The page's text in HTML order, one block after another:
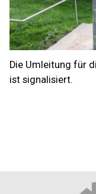
Die Umleitung für
ist signalisiert.